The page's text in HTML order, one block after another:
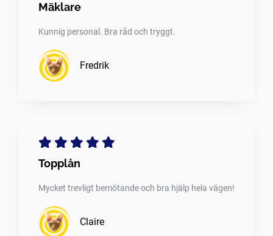
Mäklare
Kunnig personal. Bra råd och tryggt.
Fredrik
Topplån
Mycket trevligt bemötande och bra hjälp hela vägen!
Claire